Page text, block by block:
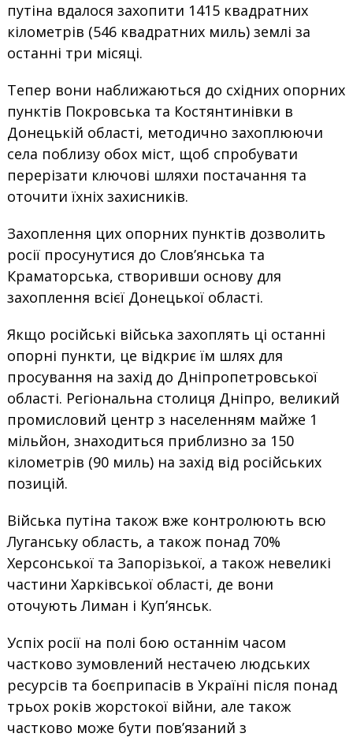
путіна вдалося захопити 1415 квадратних
кілометрів (546 квадратних миль) землі за
останні три місяці.
Тепер вони наближаються до східних опорних
пунктів Покровська та Костянтинівки в
Донецькій області, методично захоплюючи
села поблизу обох міст, щоб спробувати
перерізати ключові шляхи постачання та
оточити їхніх захисників.
Захоплення цих опорних пунктів дозволить
росії просунутися до Слов’янська та
Краматорська, створивши основу для
захоплення всієї Донецької області.
Якщо російські війська захоплять ці останні
опорні пункти, це відкриє їм шлях для
просування на захід до Дніпропетровської
області. Регіональна столиця Дніпро, великий
промисловий центр з населенням майже 1
мільйон, знаходиться приблизно за 150
кілометрів (90 миль) на захід від російських
позицій.
Війська путіна також вже контролюють всю
Луганську область, а також понад 70%
Херсонської та Запорізької, а також невеликі
частини Харківської області, де вони
оточують Лиман і Куп’янськ.
Успіх росії на полі бою останнім часом
частково зумовлений нестачею людських
ресурсів та боєприпасів в Україні після понад
трьох років жорстокої війни, але також
частково може бути пов’язаний з